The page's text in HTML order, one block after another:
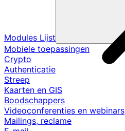
Modules Lijst
Mobiele toepassingen
Crypto
Authenticatie
Streep
Kaarten en GIS
Boodschappers
Videoconferenties en webinars
Mailings, reclame